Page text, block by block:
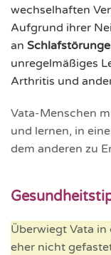
wechselhaften
Aufgrund ihrer
an
unregelmäßiges
Arthritis und
Vata-Menschen
und lernen, in
dem anderen zu
Überwiegt Vata
eher nicht